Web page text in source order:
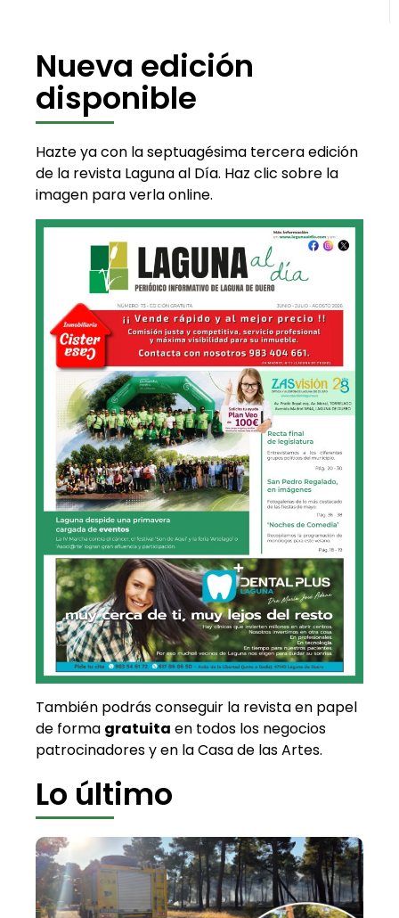
Nueva edición
disponible
Hazte ya con la septuagésima tercera edición
de la revista Laguna al Día. Haz clic sobre la
imagen para verla online.
También podrás conseguir la revista en papel
de forma gratuita en todos los negocios
patrocinadores y en la Casa de las Artes.
Lo último